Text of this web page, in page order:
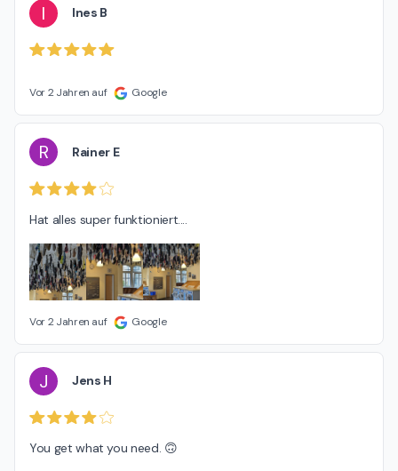
I Ines B
Vor 2 Jahren auf Google
R Rainer E
Hat alles super funktioniert....
Vor 2 Jahren auf Google
J Jens H
You get what you need. 🙃